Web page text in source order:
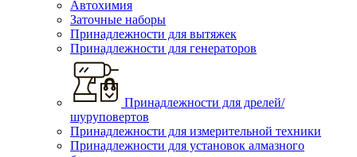
Автохимия
Заточные наборы
Принадлежности для вытяжек
Принадлежности для генераторов
Принадлежности для дрелей/
шуруповертов
Принадлежности для измерительной техники
Принадлежности для установок алмазного